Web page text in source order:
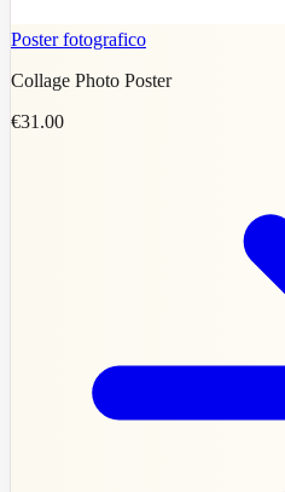
Poster fotografico
Collage Photo Poster
€31.00